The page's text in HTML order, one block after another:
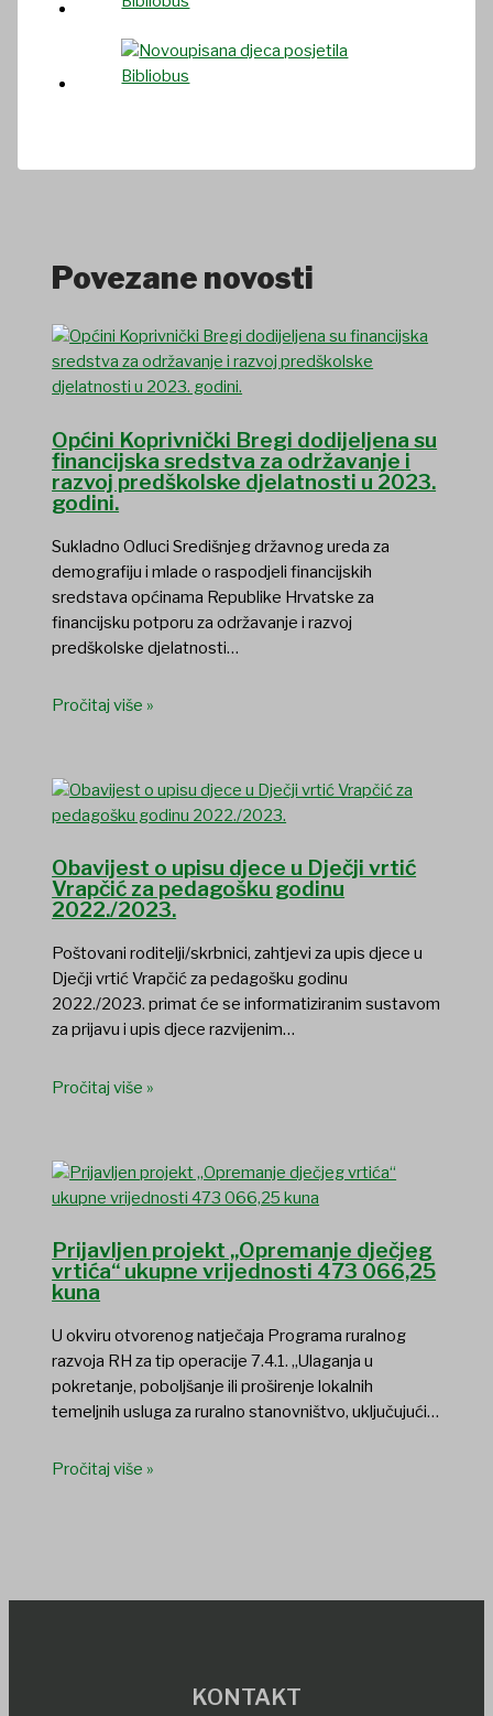
Povezane novosti
Općini Koprivnički Bregi dodijeljena su
financijska sredstva za održavanje i
razvoj predškolske djelatnosti u 2023.
godini.
Sukladno Odluci Središnjeg državnog ureda za
demografiju i mlade o raspodjeli financijskih
sredstava općinama Republike Hrvatske za
financijsku potporu za održavanje i razvoj
predškolske djelatnosti…
Pročitaj više »
Obavijest o upisu djece u Dječji vrtić
Vrapčić za pedagošku godinu
2022./2023.
Poštovani roditelji/skrbnici, zahtjevi za upis djece u
Dječji vrtić Vrapčić za pedagošku godinu
2022./2023. primat će se informatiziranim sustavom
za prijavu i upis djece razvijenim…
Pročitaj više »
Prijavljen projekt „Opremanje dječjeg
vrtića“ ukupne vrijednosti 473 066,25
kuna
U okviru otvorenog natječaja Programa ruralnog
razvoja RH za tip operacije 7.4.1. „Ulaganja u
pokretanje, poboljšanje ili proširenje lokalnih
temeljnih usluga za ruralno stanovništvo, uključujući…
Pročitaj više »
KONTAKT